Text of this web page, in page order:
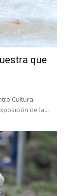
que
Cultural
de la...